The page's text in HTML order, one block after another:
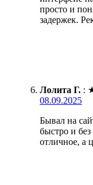
просто и
задержек.
Лолита Г. :
08.09.2025
Бывал на
быстро и
отличное, а